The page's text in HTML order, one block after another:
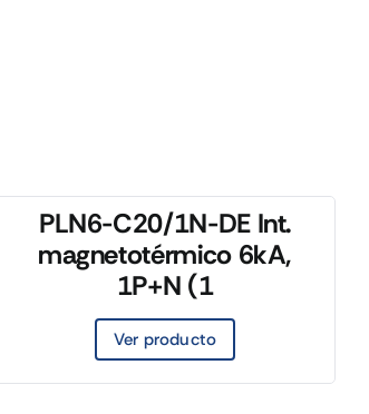
PLN6-C20/1N-DE Int.
magnetotérmico 6kA,
1P+N (1
Ver producto